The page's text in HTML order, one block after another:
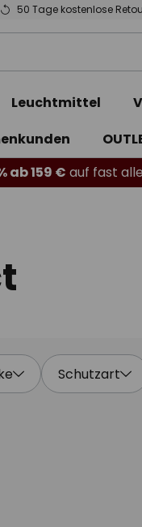
50 Tage kostenlose
Leuchtmittel
ab 159 € auf fast
Schutzart